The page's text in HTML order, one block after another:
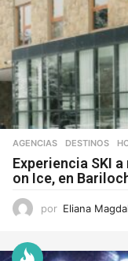
AGENCIAS ,DESTINOS ,
Experiencia SKI
on Ice, en
por Eliana